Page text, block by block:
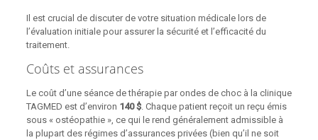
Il est crucial de discuter de votre situation médicale lors de
l’évaluation initiale pour assurer la sécurité et l’efficacité du
traitement.
Coûts et assurances
Le coût d’une séance de thérapie par ondes de choc à la clinique
TAGMED est d’environ 140 $. Chaque patient reçoit un reçu émis
sous « ostéopathie », ce qui le rend généralement admissible à
la plupart des régimes d’assurances privées (bien qu’il ne soit